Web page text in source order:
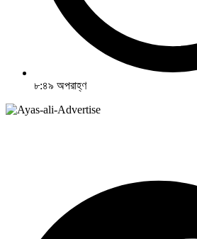
৮:৪৯ অপরাহ্ণ